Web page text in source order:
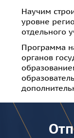
Научим
уровне
отдельного
Программа
органов